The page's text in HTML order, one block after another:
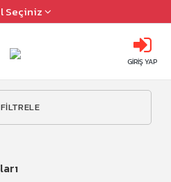
Seçiniz
GİRİŞ YAP